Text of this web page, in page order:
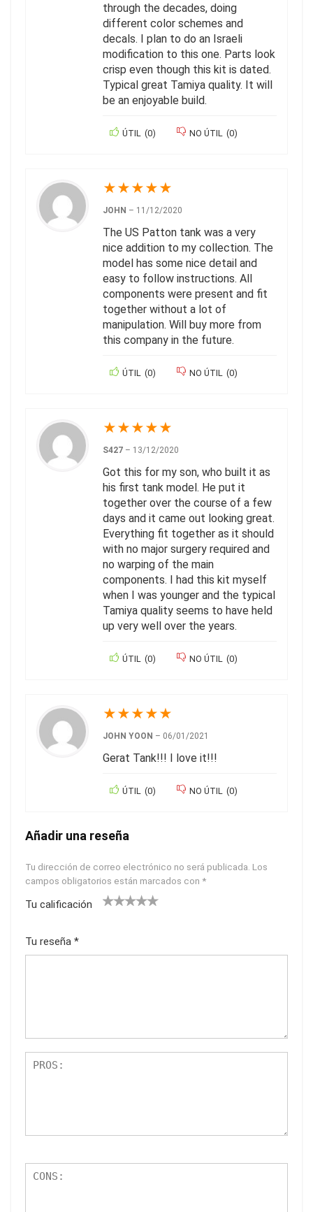
through the decades, doing
different color schemes and
decals. I plan to do an Israeli
modification to this one. Parts look
crisp even though this kit is dated.
Typical great Tamiya quality. It will
be an enjoyable build.
ÚTIL (0) NO ÚTIL (0)
★★★★★
JOHN – 11/12/2020
The US Patton tank was a very
nice addition to my collection. The
model has some nice detail and
easy to follow instructions. All
components were present and fit
together without a lot of
manipulation. Will buy more from
this company in the future.
ÚTIL (0) NO ÚTIL (0)
★★★★★
S427 – 13/12/2020
Got this for my son, who built it as
his first tank model. He put it
together over the course of a few
days and it came out looking great.
Everything fit together as it should
with no major surgery required and
no warping of the main
components. I had this kit myself
when I was younger and the typical
Tamiya quality seems to have held
up very well over the years.
ÚTIL (0) NO ÚTIL (0)
★★★★★
JOHN YOON – 06/01/2021
Gerat Tank!!! I love it!!!
ÚTIL (0) NO ÚTIL (0)
Añadir una reseña
Tu dirección de correo electrónico no será publicada. Los
campos obligatorios están marcados con *
Tu calificación
Tu reseña *